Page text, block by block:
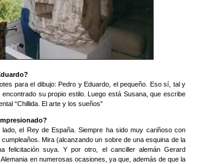
para el dibujo: Pedro y Eduardo, el pequeño. Eso sí, tal y
su propio estilo. Luego está Susana, que escribe
“Chillida. El arte y los sueños”
el Rey de España. Siempre ha sido muy cariñoso con
Mira (alcanzando un sobre de una esquina de la
felicitación suya. Y por otro, el canciller alemán Gerard
en numerosas ocasiones, ya que, además de que la